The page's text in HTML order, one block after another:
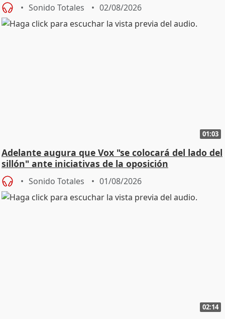
Sonido Totales 02/08/2026
01:03
Adelante augura que Vox "se colocará del lado del
sillón" ante iniciativas de la oposición
Sonido Totales 01/08/2026
02:14